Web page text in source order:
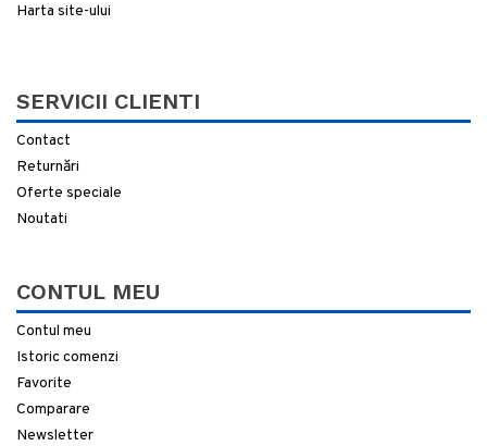
Harta site-ului
SERVICII CLIENTI
Contact
Returnări
Oferte speciale
Noutati
CONTUL MEU
Contul meu
Istoric comenzi
Favorite
Comparare
Newsletter